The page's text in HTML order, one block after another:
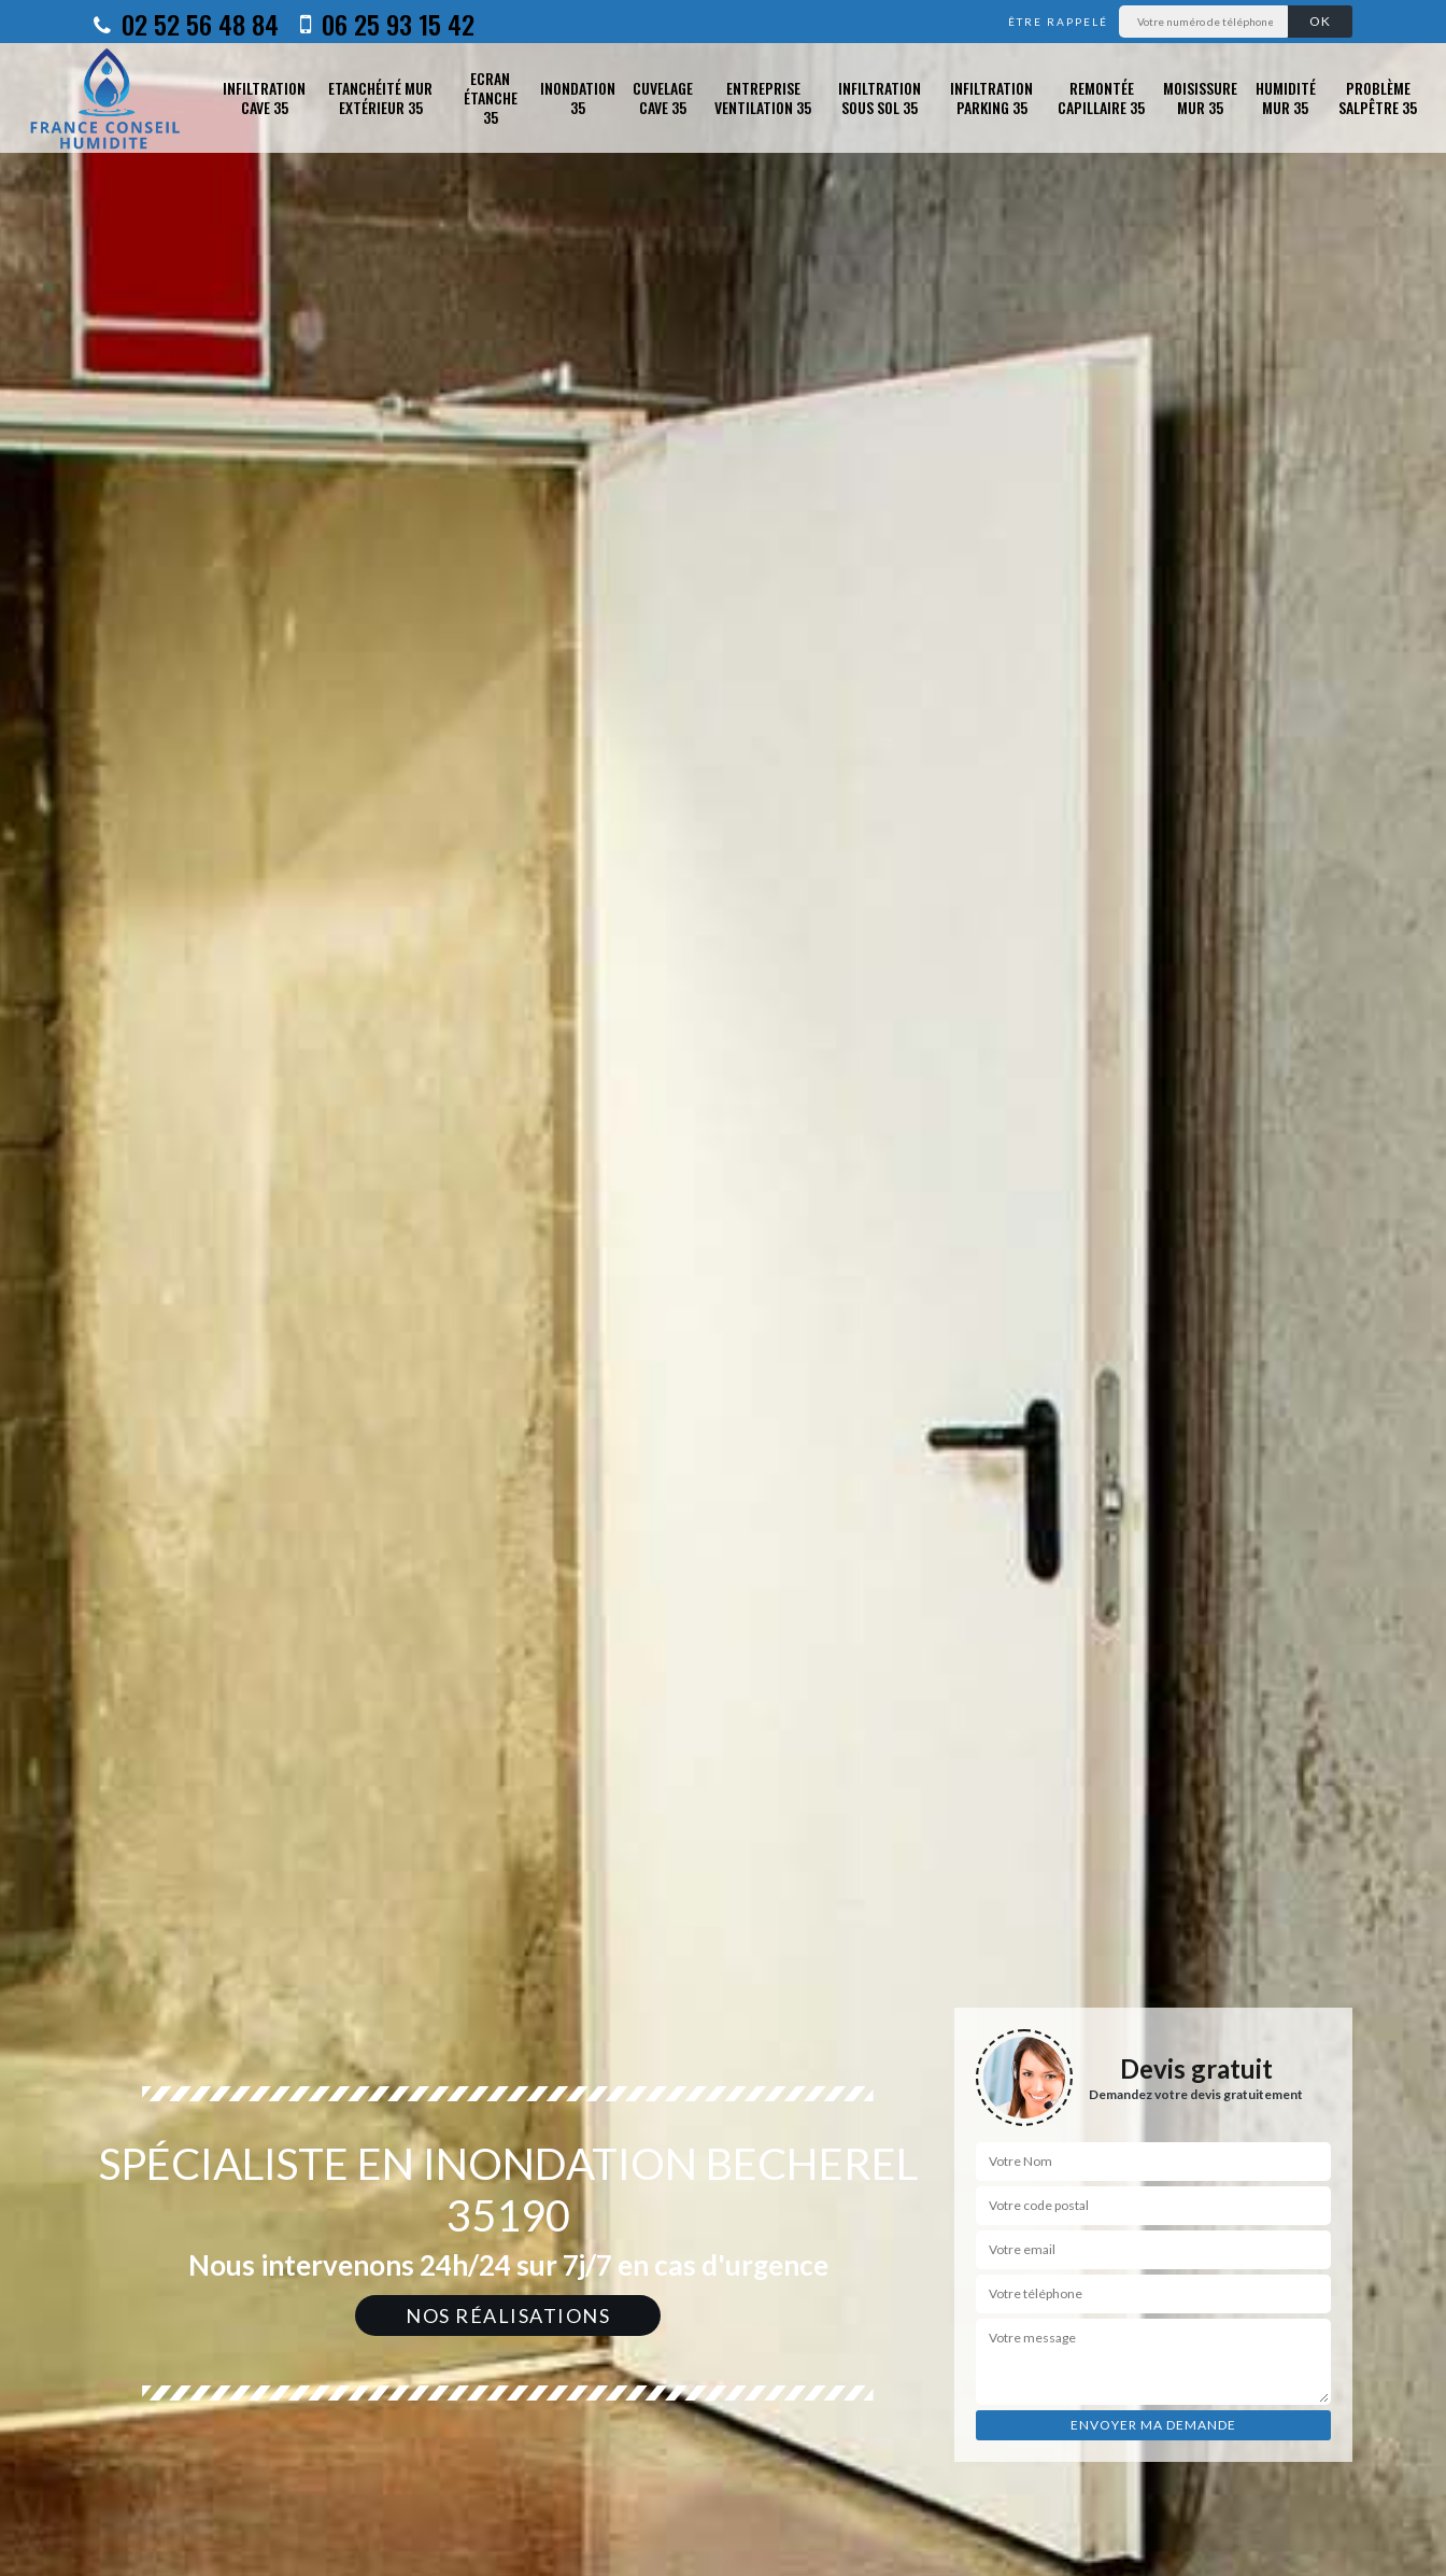
02 52 56 48 84 06 25 93 15 42 ÊTRE RAPPELÉ
INFILTRATION
CAVE 35
ETANCHÉITÉ MUR
EXTÉRIEUR 35
ECRAN
ÉTANCHE
35
INONDATION
35
CUVELAGE
CAVE 35
ENTREPRISE
VENTILATION 35
INFILTRATION
SOUS SOL 35
INFILTRATION
PARKING 35
REMONTÉE
CAPILLAIRE 35
MOISISSURE
MUR 35
HUMIDITÉ
MUR 35
PROBLÈME
SALPÊTRE 35
SPÉCIALISTE EN INONDATION BECHEREL
35190
Nous intervenons 24h/24 sur 7j/7 en cas d'urgence
NOS RÉALISATIONS
Devis gratuit
Demandez votre devis gratuitement